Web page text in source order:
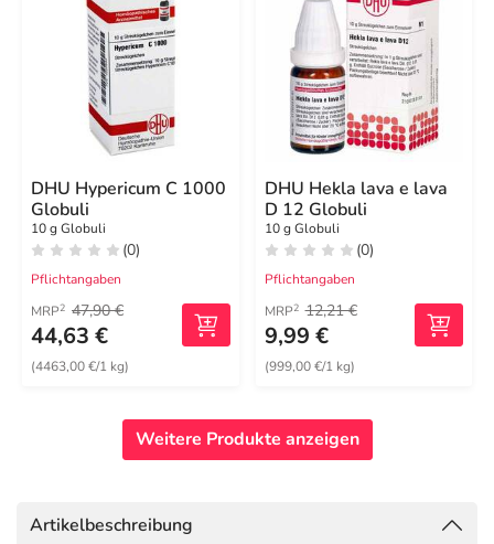
DHU Hypericum C 1000
Globuli
10 g Globuli
(0)
Pflichtangaben
MRP2 47,90 €
44,63 €
(4463,00 €/1 kg)
DHU Hekla lava e lava
D 12 Globuli
10 g Globuli
(0)
Pflichtangaben
MRP2 12,21 €
9,99 €
(999,00 €/1 kg)
Weitere Produkte anzeigen
Artikelbeschreibung